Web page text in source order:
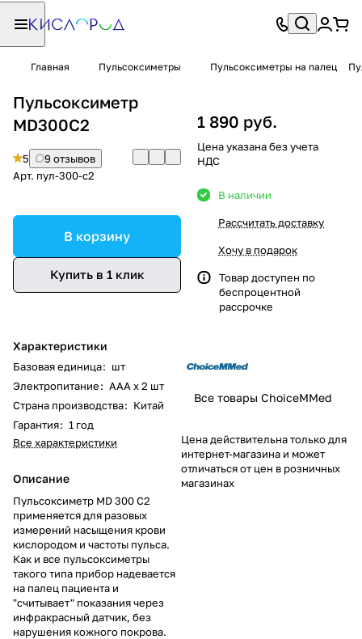
Главная Пульсоксиметры Пульсоксиметры на палец
Пульсоксиметр
MD300C2
5
9 отзывов
Арт. пул-300-c2
В корзину
Купить в 1 клик
Характеристики
Базовая единица: шт
Электропитание: ААА х 2 шт
Страна производства: Китай
Гарантия: 1 год
Все характеристики
Описание
Пульсоксиметр MD 300 C2
применяется для разовых
измерений насыщения крови
кислородом и частоты пульса.
Как и все пульсоксиметры
такого типа прибор надевается
на палец пациента и
"считывает" показания через
инфракрасный датчик, без
нарушения кожного покрова.
1 890 руб.
Цена указана без учета
НДС
В наличии
Рассчитать доставку
Хочу в подарок
Товар доступен по
беспроцентной
рассрочке
Все товары ChoiceMMed
Цена действительна только для
интернет-магазина и может
отличаться от цен в розничных
магазинах